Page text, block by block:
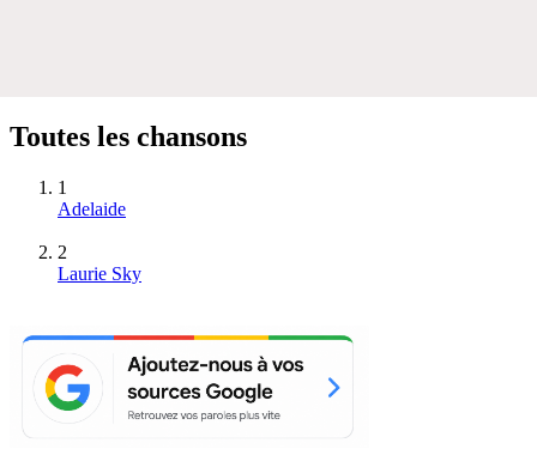
Toutes les chansons
1
Adelaide
2
Laurie Sky